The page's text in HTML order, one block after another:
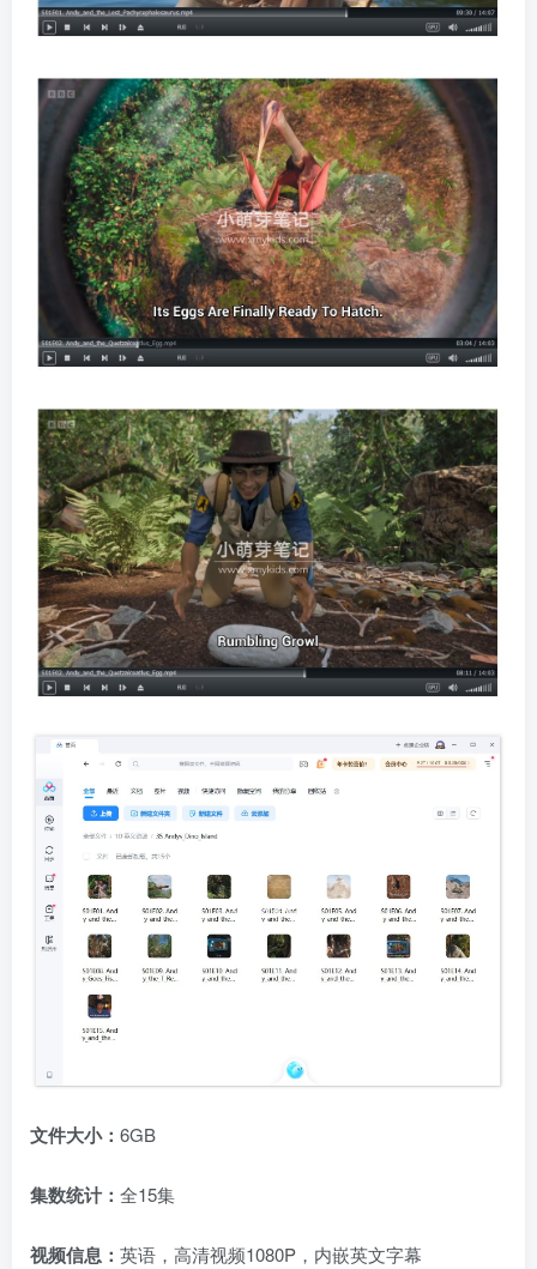
文件大小： 6GB
集数统计： 全15集
视频信息： 英语，高清视频1080P，内嵌英文字幕